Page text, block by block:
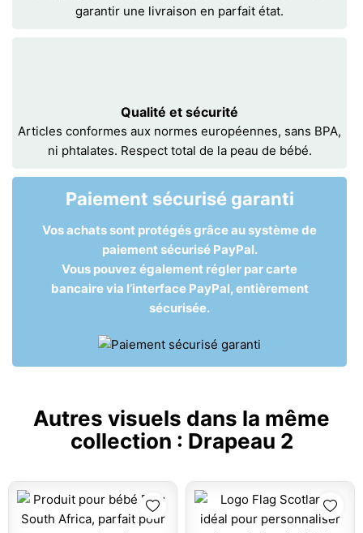
garantir une livraison en parfait état.
Qualité et sécurité
Articles conformes aux normes européennes, sans BPA,
ni phtalates. Respect total de la peau de bébé.
Paiement sécurisé garanti
Vos achats sont protégés grâce au système de
paiement sécurisé PayPal.
Vous pouvez également régler par carte
bancaire via l’interface PayPal, entièrement
sécurisée.
Autres visuels dans la même
collection : Drapeau 2